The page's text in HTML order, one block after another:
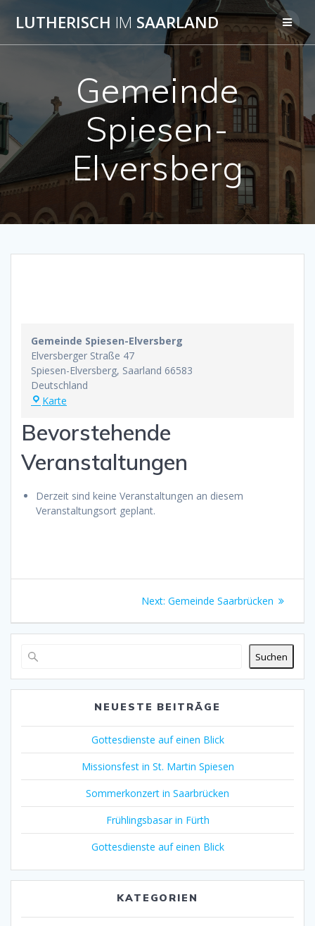
to
content
LUTHERISCH IM SAARLAND
Gemeinde
Spiesen-
Elversberg
Gemeinde Spiesen-Elversberg
Elversberger Straße 47
Spiesen-Elversberg, Saarland 66583
Deutschland
Karte
Elversberg
Bevorstehende
Veranstaltungen
Derzeit sind keine Veranstaltungen an diesem
Veranstaltungsort geplant.
Beitragsnavigation
Next: Next
Gemeinde Saarbrücken
Suchen
NEUESTE BEITRÄGE
Gottesdienste auf einen Blick
Missionsfest in St. Martin Spiesen
Sommerkonzert in Saarbrücken
Frühlingsbasar in Fürth
Gottesdienste auf einen Blick
KATEGORIEN